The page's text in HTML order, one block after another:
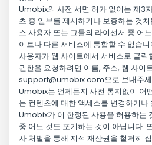
Umobix의 사전 서면 허가 없이는 제3
츠 중 일부를 제시하거나 보증하는 것
스 사용자 또는 그들의 라이선서 중 어
이트나 다른 서비스에 통합할 수 없습니
사용자가 웹 사이트에서 서비스로 클
권한을 요청하려면 이름, 주소, 웹 사이
support@umobix.com으로 보내주
Umobix는 언제든지 사전 통지없이 어
는 컨텐츠에 대한 액세스를 변경하거
Umobix가 이 한정된 사용을 허용하는
중 어느 것도 포기하는 것이 아닙니다.
사 처벌을 통해 지적 재산권을 철저히